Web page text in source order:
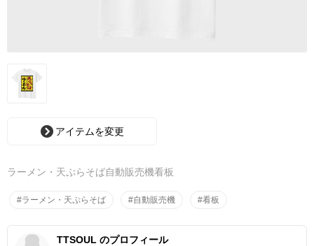
アイテムを変更
ラーメン・天ぷらそば自動販売機看板
#ラーメン・天ぷらそば #自動販売機 #看板
TTSOUL のプロフィール